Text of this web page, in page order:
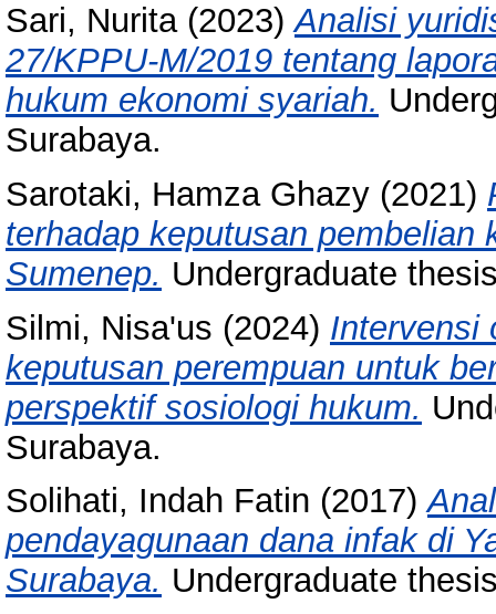
Sari, Nurita(2023)Analisi
27/KPPU-M/2019 tentang
hukum ekonomi syariah.
Surabaya.
Sarotaki, Hamza Ghazy (2021)
terhadap keputusan pembelian
Sumenep. Undergraduate
Silmi, Nisa'us (2024) Intervensi
keputusan perempuan untuk
perspektif sosiologi hukum.
Surabaya.
Solihati, Indah Fatin (2017)
pendayagunaan dana infak di
Surabaya. Undergraduate